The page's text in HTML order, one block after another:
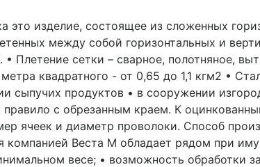
это изделие, состоящее из сложенных
между собой горизонтальных и
• Плетение сетки – сварное, полотняное,
квадратного - от 0,65 до 1,1 кгм2 •
сыпучих продуктов • в сооружении
с обрезанным краем. К
ячеек и диаметр проволоки. Способ
компанией Веста М обладает рядом при
весе; • возможность обработки